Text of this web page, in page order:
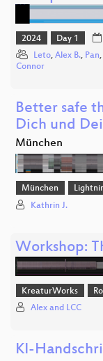
2024 Day 1
Leto, Alex B., Pan,
Connor
Better safe
Dich und
München
München
Kathrin J.
Workshop:
KreaturWorks
Alex and LCC
KI-